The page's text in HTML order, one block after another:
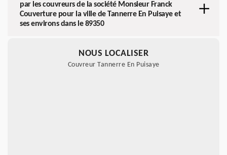
par les couvreurs de la société Monsieur Franck
Couverture pour la ville de Tannerre En Puisaye et
ses environs dans le 89350
NOUS LOCALISER
Couvreur Tannerre En Puisaye